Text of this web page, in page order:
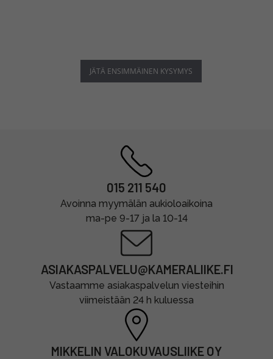
JÄTÄ ENSIMMÄINEN KYSYMYS
015 211 540
Avoinna myymälän aukioloaikoina
ma-pe 9-17 ja la 10-14
ASIAKASPALVELU@KAMERALIIKE.FI
Vastaamme asiakaspalvelun viesteihin
viimeistään 24 h kuluessa
MIKKELIN VALOKUVAUSLIIKE OY